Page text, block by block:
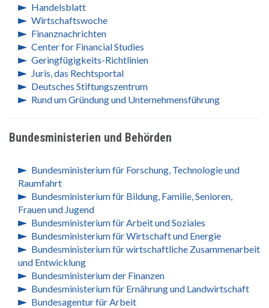
Handelsblatt
Wirtschaftswoche
Finanznachrichten
Center for Financial Studies
Geringfügigkeits-Richtlinien
Juris, das Rechtsportal
Deutsches Stiftungszentrum
Rund um Gründung und Unternehmensführung
Bundesministerien und Behörden
Bundesministerium für Forschung, Technologie und
Raumfahrt
Bundesministerium für Bildung, Familie, Senioren,
Frauen und Jugend
Bundesministerium für Arbeit und Soziales
Bundesministerium für Wirtschaft und Energie
Bundesministerium für wirtschaftliche Zusammenarbeit
und Entwicklung
Bundesministerium der Finanzen
Bundesministerium für Ernährung und Landwirtschaft
Bundesagentur für Arbeit